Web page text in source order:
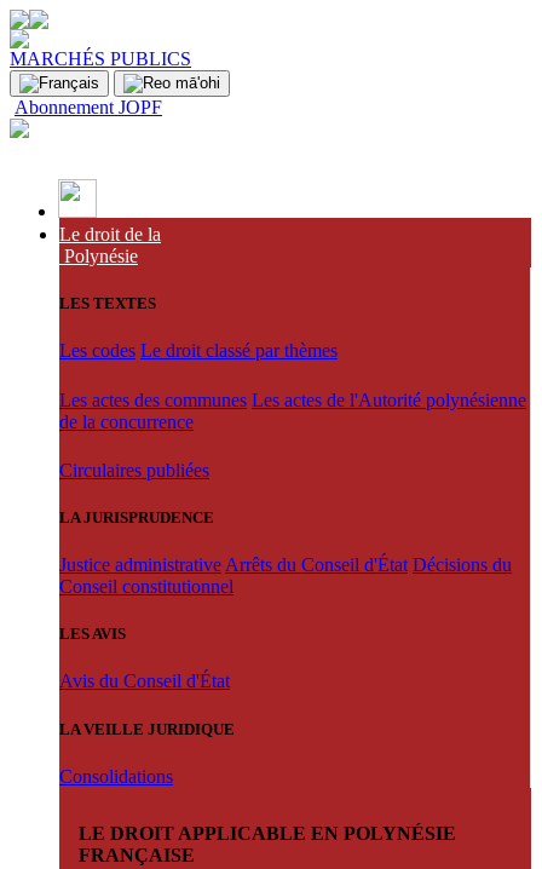
MARCHÉS PUBLICS
Abonnement JOPF
Le droit de la
Polynésie
LES TEXTES
Les codes Le droit classé par thèmes
Les actes des communes Les actes de l'Autorité polynésienne
de la concurrence
Circulaires publiées
LA JURISPRUDENCE
Justice administrative Arrêts du Conseil d'État Décisions du
Conseil constitutionnel
LES AVIS
Avis du Conseil d'État
LA VEILLE JURIDIQUE
Consolidations
LE DROIT APPLICABLE EN POLYNÉSIE
FRANÇAISE